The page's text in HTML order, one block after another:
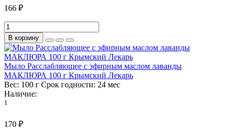
166 ₽
В корзину
Мыло Расслабляющее с эфирным маслом лаванды
МАКЛЮРА 100 г Крымский Лекарь
Вес: 100 г Срок годности: 24 мес
Наличие:
1
170 ₽